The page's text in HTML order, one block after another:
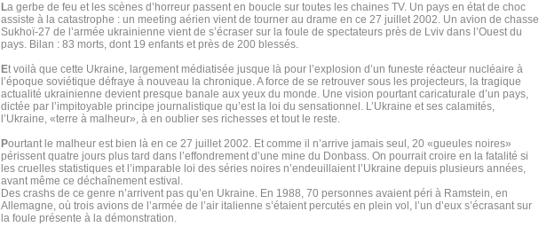
La gerbe de feu et les scènes d’horreur passent en boucle sur toutes les chaines TV. Un pays en état de choc
assiste à la catastrophe : un meeting aérien vient de tourner au drame en ce 27 juillet 2002. Un avion de chasse
Sukhoï-27 de l’armée ukrainienne vient de s’écraser sur la foule de spectateurs près de Lviv dans l’Ouest du
pays. Bilan : 83 morts, dont 19 enfants et près de 200 blessés.
Et voilà que cette Ukraine, largement médiatisée jusque là pour l’explosion d’un funeste réacteur nucléaire à
l’époque soviétique défraye à nouveau la chronique. A force de se retrouver sous les projecteurs, la tragique
actualité ukrainienne devient presque banale aux yeux du monde. Une vision pourtant caricaturale d’un pays,
dictée par l’impitoyable principe journalistique qu’est la loi du sensationnel. L’Ukraine et ses calamités,
l’Ukraine, «terre à malheur», à en oublier ses richesses et tout le reste.
Pourtant le malheur est bien là en ce 27 juillet 2002. Et comme il n’arrive jamais seul, 20 «gueules noires»
périssent quatre jours plus tard dans l’effondrement d’une mine du Donbass. On pourrait croire en la fatalité si
les cruelles statistiques et l’imparable loi des séries noires n’endeuillaient l’Ukraine depuis plusieurs années,
avant même ce déchaînement estival.
Des crashs de ce genre n’arrivent pas qu’en Ukraine. En 1988, 70 personnes avaient péri à Ramstein, en
Allemagne, où trois avions de l’armée de l’air italienne s’étaient percutés en plein vol, l’un d’eux s’écrasant sur
la foule présente à la démonstration.